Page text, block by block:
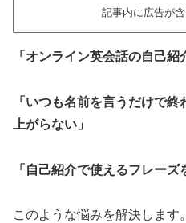
記事内に広告が含
「オンライン英会話の自己紹
「いつも名前を言うだけで
上がらない」
「自己紹介で使えるフレーズ
このような悩みを解決します。